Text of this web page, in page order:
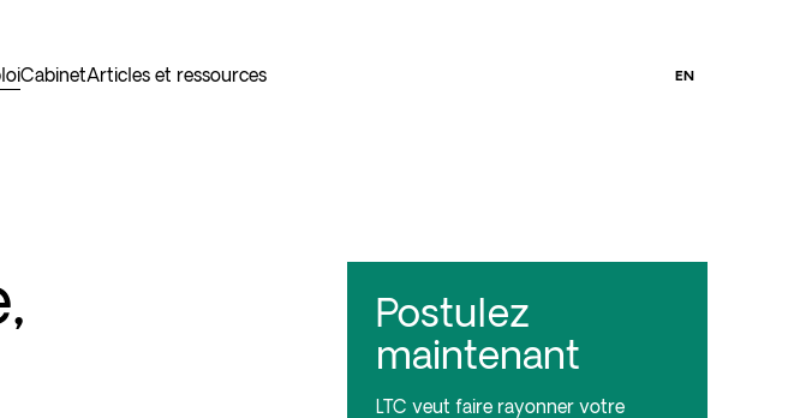
CabinetArticles et ressources EN
Postulez
maintenant
LTC veut faire rayonner votre